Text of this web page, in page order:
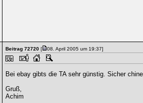
Beitrag 72720[
08. April 2005 um 19:37]
Bei ebay gibts die TA sehr günstig. Sicher
Gruß,
Achim